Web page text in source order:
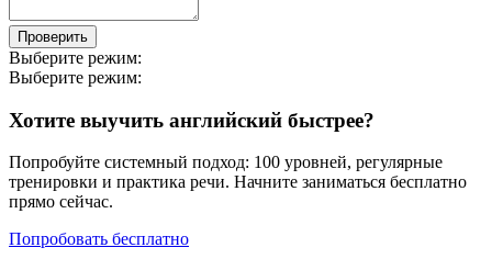
Проверить
Выберите режим:
Выберите режим:
Хотите выучить английский быстрее?
Попробуйте системный подход: 100 уровней, регулярные
тренировки и практика речи. Начните заниматься бесплатно
прямо сейчас.
Попробовать бесплатно